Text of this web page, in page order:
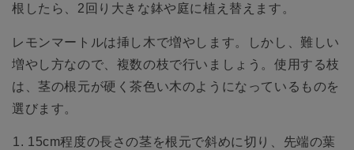
根したら、2回り大きな鉢や庭に植え替えます。
レモンマートルは挿し木で増やします。しかし、難しい
増やし方なので、複数の枝で行いましょう。使用する枝
は、茎の根元が硬く茶色い木のようになっているものを
選びます。
15cm程度の長さの茎を根元で斜めに切り、先端の葉